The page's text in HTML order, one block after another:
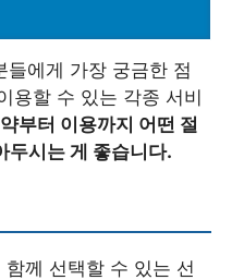
들에게 가장 궁금한 점
용할 수 있는 각종 서비
부터 이용까지 어떤 절
두시는 게 좋습니다.
께 선택할 수 있는 선